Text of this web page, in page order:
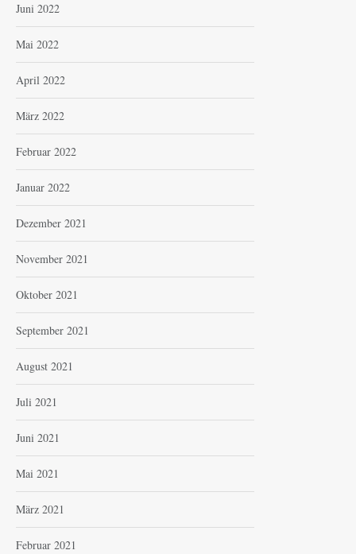
Juni 2022
Mai 2022
April 2022
März 2022
Februar 2022
Januar 2022
Dezember 2021
November 2021
Oktober 2021
September 2021
August 2021
Juli 2021
Juni 2021
Mai 2021
März 2021
Februar 2021